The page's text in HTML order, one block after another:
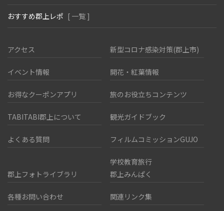
おすすめ郡上レポ [ 一覧 ]
アクセス 新型コロナ感染対策(郡上市)
イベント情報 開花・紅葉情報
お得なクーポンアプリ 旅のお役立ちコンテンツ
TABITABI郡上について 観光ガイドブック
よくある質問 フィルムコミッションGUJO
郡上フォトライブラリ
学校教育旅行
郡上みんぱく
各種お問い合わせ 関連リンク集